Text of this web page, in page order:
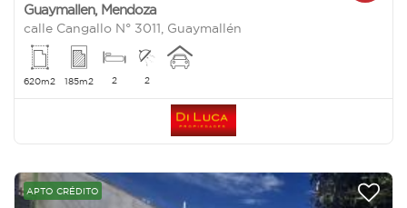
Guaymallen, Mendoza
calle Cangallo N° 3011, Guaymallén
620m2 185m2 2 2
APTO CRÉDITO